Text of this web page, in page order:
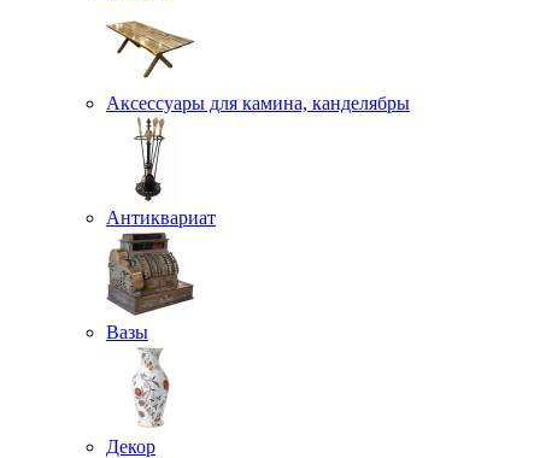
Аксессуары для камина, канделябры
Антиквариат
Вазы
Декор